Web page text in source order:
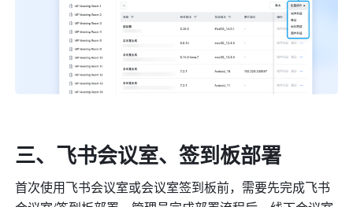
三、飞书会议室、签到板部署
首次使用飞书会议室或会议室签到板前，需要先完成飞书